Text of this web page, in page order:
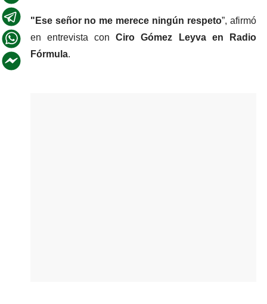
"Ese señor no me merece ningún respeto”, afirmó
en entrevista con Ciro Gómez Leyva en Radio
Fórmula.